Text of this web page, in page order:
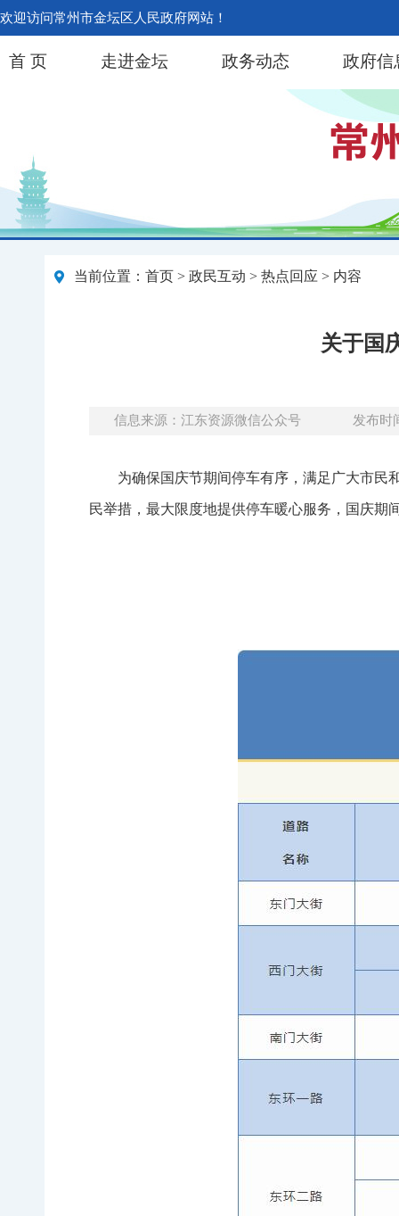
欢迎访问常州市金坛区人民政府网站！
首 页 走进金坛 政务动态 政府信
当前位置： 首页 > 政民互动 > 热点回应 > 内容
关于国
信息来源：江东资源微信公众号 发布时
为确保国庆节期间停车有序，满足广大市民
民举措，最大限度地提供停车暖心服务，国庆期